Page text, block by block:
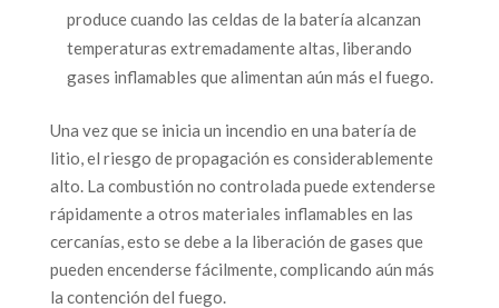
produce cuando las celdas de la batería alcanzan
temperaturas extremadamente altas, liberando
gases inflamables que alimentan aún más el fuego.
Una vez que se inicia un incendio en una batería de
litio, el riesgo de propagación es considerablemente
alto. La combustión no controlada puede extenderse
rápidamente a otros materiales inflamables en las
cercanías, esto se debe a la liberación de gases que
pueden encenderse fácilmente, complicando aún más
la contención del fuego.